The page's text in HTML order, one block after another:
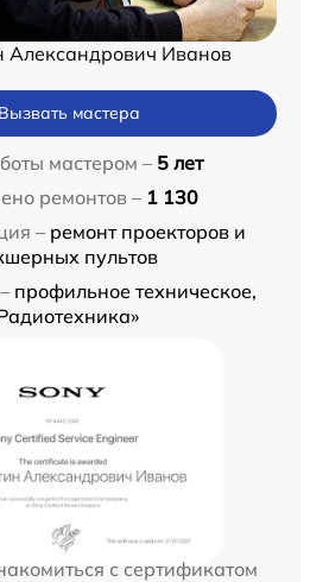
Александрович Иванов
Вызвать мастера
мастером – 5 лет
ремонтов – 1 130
– ремонт проекторов и
пультов
профильное техническое,
с сертификатом